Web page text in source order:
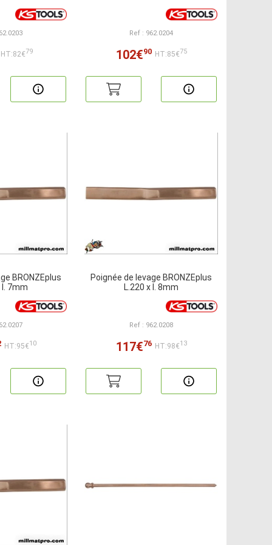
HT:82€79
Ref : 962.0204
102€90 HT:85€75
BRONZEplus
l. 7mm
HT:95€10
Poignée de levage BRONZEplus
L.220 x l. 8mm
Ref : 962.0208
117€76 HT:98€13